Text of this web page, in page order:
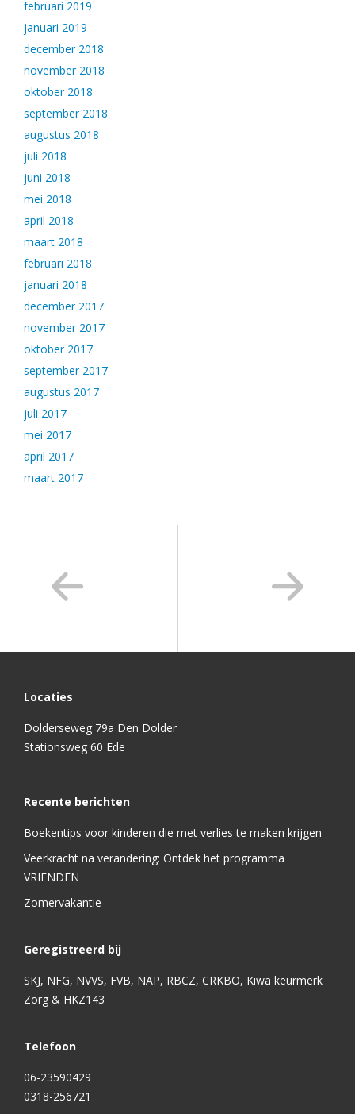
februari 2019
januari 2019
december 2018
november 2018
oktober 2018
september 2018
augustus 2018
juli 2018
juni 2018
mei 2018
april 2018
maart 2018
februari 2018
januari 2018
december 2017
november 2017
oktober 2017
september 2017
augustus 2017
juli 2017
mei 2017
april 2017
maart 2017
Locaties
Dolderseweg 79a Den Dolder
Stationsweg 60 Ede
Recente berichten
Boekentips voor kinderen die met verlies te maken krijgen
Veerkracht na verandering: Ontdek het programma
VRIENDEN
Zomervakantie
Geregistreerd bij
SKJ, NFG, NVVS, FVB, NAP, RBCZ, CRKBO, Kiwa keurmerk
Zorg & HKZ143
Telefoon
06-23590429
0318-256721